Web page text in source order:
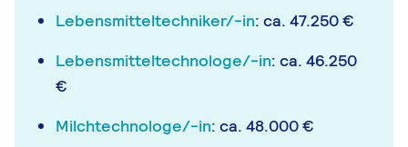
Lebensmitteltechniker/-in: ca. 47.250 €
Lebensmitteltechnologe/-in: ca. 46.250
€
Milchtechnologe/-in: ca. 48.000 €